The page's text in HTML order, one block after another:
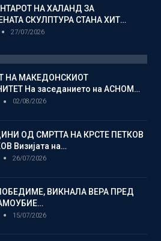
НА ХАЛАНД ЗА
СКУЛПТУРА СТАНА ХИТ…
27/07/2026
НА МАКЕДОНСКИОТ
На заседанието на АСНОМ…
02/08/2026
ОД СМРТТА НА КРСТЕ ПЕТКОВ
Визијата на…
26/07/2026
ВИКНАЛА ВЕРА ПРЕД
15/07/2026